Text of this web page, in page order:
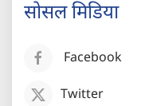
सोसल मिडिया
Facebook
Twitter